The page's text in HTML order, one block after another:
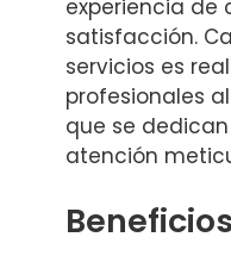
experiencia de
satisfacción.
servicios es
profesionales
que se
atención